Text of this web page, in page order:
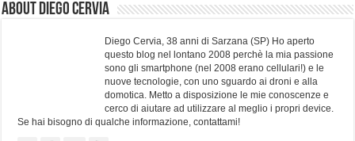
About Diego Cervia
Diego Cervia, 38 anni di Sarzana (SP) Ho aperto
questo blog nel lontano 2008 perchè la mia passione
sono gli smartphone (nel 2008 erano cellulari!) e le
nuove tecnologie, con uno sguardo ai droni e alla
domotica. Metto a disposizione le mie conoscenze e
cerco di aiutare ad utilizzare al meglio i propri device.
Se hai bisogno di qualche informazione, contattami!